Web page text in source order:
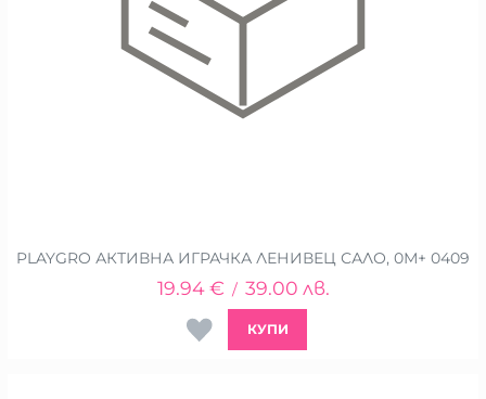
PLAYGRO АКТИВНА ИГРАЧКА ЛЕНИВЕЦ САЛО, 0М+ 0409
19.94 € / 39.00 лв.
КУПИ